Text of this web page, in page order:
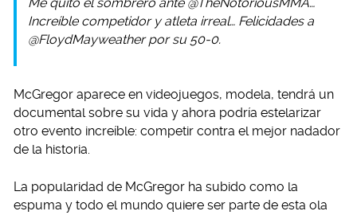
Increíble competidor y atleta irreal… Felicidades a
@FloydMayweather por su 50-0.
McGregor aparece en videojuegos, modela, tendrá un
documental sobre su vida y ahora podría estelarizar
otro evento increíble: competir contra el mejor nadador
de la historia.
La popularidad de McGregor ha subido como la
espuma y todo el mundo quiere ser parte de esta ola